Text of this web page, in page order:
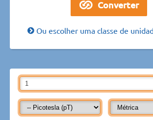
Ou escolher uma classe de